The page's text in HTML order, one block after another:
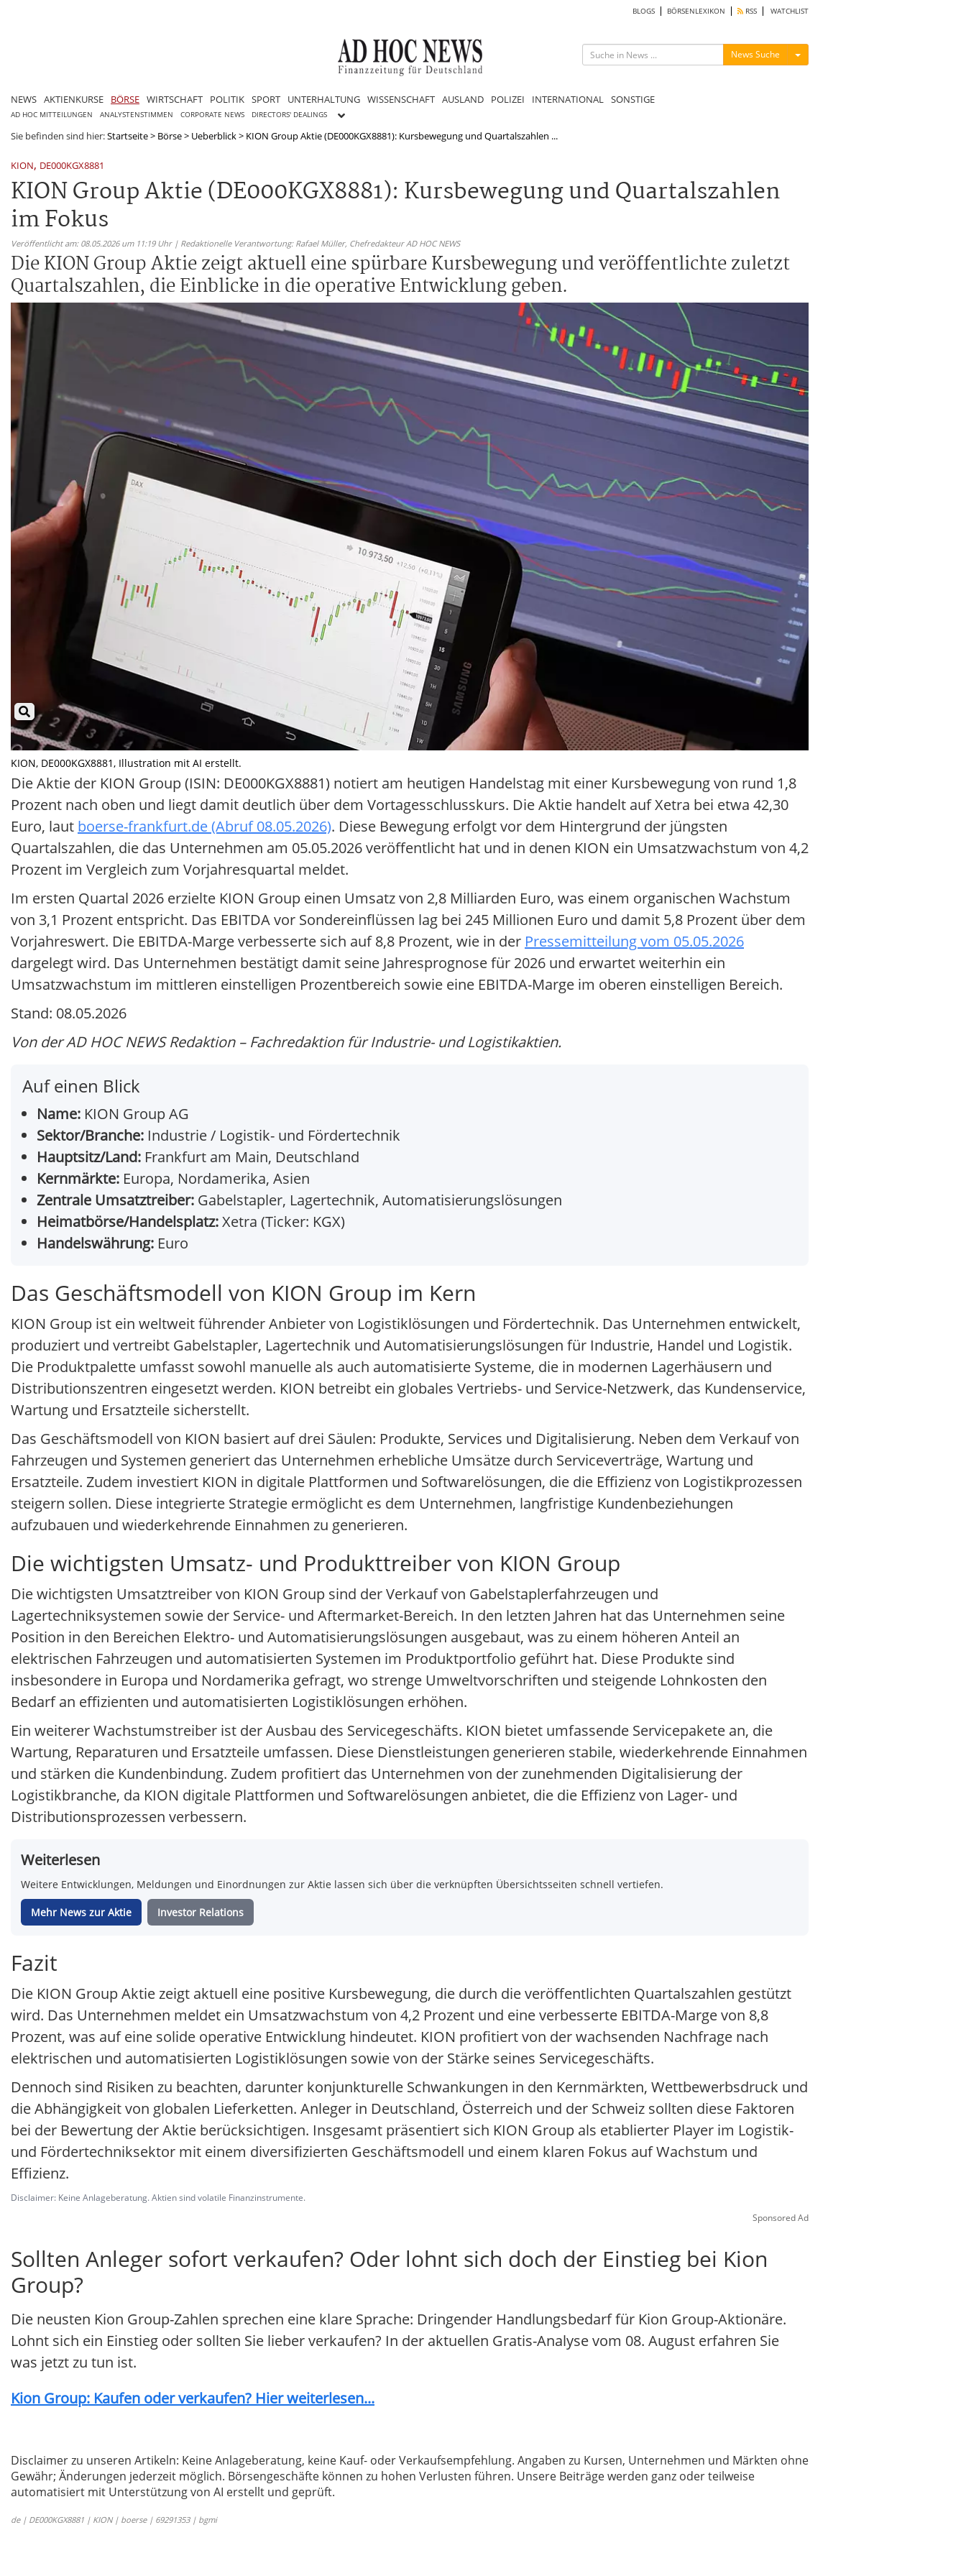
BLOGS BÖRSENLEXIKON RSS WATCHLIST
News Suche Menü ein-/ausblenden
NEWS AKTIENKURSE BÖRSE WIRTSCHAFT POLITIK SPORT UNTERHALTUNG WISSENSCHAFT AUSLAND POLIZEI INTERNATIONAL SONSTIGE
AD HOC MITTEILUNGEN ANALYSTENSTIMMEN CORPORATE NEWS DIRECTORS' DEALINGS
Sie befinden sind hier:Startseite> Börse> Ueberblick> KION Group Aktie (DE000KGX8881): Kursbewegung und Quartalszahlen ...
KION, DE000KGX8881
KION Group Aktie (DE000KGX8881): Kursbewegung und Quartalszahlen
im Fokus
Veröffentlicht am: 08.05.2026 um 11:19 Uhr | Redaktionelle Verantwortung: Rafael Müller, Chefredakteur AD HOC NEWS
Die KION Group Aktie zeigt aktuell eine spürbare Kursbewegung und veröffentlichte zuletzt
Quartalszahlen, die Einblicke in die operative Entwicklung geben.
KION, DE000KGX8881, Illustration mit AI erstellt.
Die Aktie der KION Group (ISIN: DE000KGX8881) notiert am heutigen Handelstag mit einer Kursbewegung von rund 1,8
Prozent nach oben und liegt damit deutlich über dem Vortagesschlusskurs. Die Aktie handelt auf Xetra bei etwa 42,30
Euro, laut boerse-frankfurt.de (Abruf 08.05.2026). Diese Bewegung erfolgt vor dem Hintergrund der jüngsten
Quartalszahlen, die das Unternehmen am 05.05.2026 veröffentlicht hat und in denen KION ein Umsatzwachstum von 4,2
Prozent im Vergleich zum Vorjahresquartal meldet.
Im ersten Quartal 2026 erzielte KION Group einen Umsatz von 2,8 Milliarden Euro, was einem organischen Wachstum
von 3,1 Prozent entspricht. Das EBITDA vor Sondereinflüssen lag bei 245 Millionen Euro und damit 5,8 Prozent über dem
Vorjahreswert. Die EBITDA-Marge verbesserte sich auf 8,8 Prozent, wie in der Pressemitteilung vom 05.05.2026
dargelegt wird. Das Unternehmen bestätigt damit seine Jahresprognose für 2026 und erwartet weiterhin ein
Umsatzwachstum im mittleren einstelligen Prozentbereich sowie eine EBITDA-Marge im oberen einstelligen Bereich.
Stand: 08.05.2026
Von der AD HOC NEWS Redaktion – Fachredaktion für Industrie- und Logistikaktien.
Auf einen Blick
Name: KION Group AG
Sektor/Branche: Industrie / Logistik- und Fördertechnik
Hauptsitz/Land: Frankfurt am Main, Deutschland
Kernmärkte: Europa, Nordamerika, Asien
Zentrale Umsatztreiber: Gabelstapler, Lagertechnik, Automatisierungslösungen
Heimatbörse/Handelsplatz:Xetra (Ticker: KGX)
Handelswährung: Euro
Das Geschäftsmodell von KION Group im Kern
KION Group ist ein weltweit führender Anbieter von Logistiklösungen und Fördertechnik. Das Unternehmen entwickelt,
produziert und vertreibt Gabelstapler, Lagertechnik und Automatisierungslösungen für Industrie, Handel und Logistik.
Die Produktpalette umfasst sowohl manuelle als auch automatisierte Systeme, die in modernen Lagerhäusern und
Distributionszentren eingesetzt werden. KION betreibt ein globales Vertriebs- und Service-Netzwerk, das Kundenservice,
Wartung und Ersatzteile sicherstellt.
Das Geschäftsmodell von KION basiert auf drei Säulen: Produkte, Services und Digitalisierung. Neben dem Verkauf von
Fahrzeugen und Systemen generiert das Unternehmen erhebliche Umsätze durch Serviceverträge, Wartung und
Ersatzteile. Zudem investiert KION in digitale Plattformen und Softwarelösungen, die die Effizienz von Logistikprozessen
steigern sollen. Diese integrierte Strategie ermöglicht es dem Unternehmen, langfristige Kundenbeziehungen
aufzubauen und wiederkehrende Einnahmen zu generieren.
Die wichtigsten Umsatz- und Produkttreiber von KION Group
Die wichtigsten Umsatztreiber von KION Group sind der Verkauf von Gabelstaplerfahrzeugen und
Lagertechniksystemen sowie der Service- und Aftermarket-Bereich. In den letzten Jahren hat das Unternehmen seine
Position in den Bereichen Elektro- und Automatisierungslösungen ausgebaut, was zu einem höheren Anteil an
elektrischen Fahrzeugen und automatisierten Systemen im Produktportfolio geführt hat. Diese Produkte sind
insbesondere in Europa und Nordamerika gefragt, wo strenge Umweltvorschriften und steigende Lohnkosten den
Bedarf an effizienten und automatisierten Logistiklösungen erhöhen.
Ein weiterer Wachstumstreiber ist der Ausbau des Servicegeschäfts. KION bietet umfassende Servicepakete an, die
Wartung, Reparaturen und Ersatzteile umfassen. Diese Dienstleistungen generieren stabile, wiederkehrende Einnahmen
und stärken die Kundenbindung. Zudem profitiert das Unternehmen von der zunehmenden Digitalisierung der
Logistikbranche, da KION digitale Plattformen und Softwarelösungen anbietet, die die Effizienz von Lager- und
Distributionsprozessen verbessern.
Weiterlesen
Weitere Entwicklungen, Meldungen und Einordnungen zur Aktie lassen sich über die verknüpften Übersichtsseiten schnell vertiefen.
Mehr News zur Aktie Investor Relations
Fazit
Die KION Group Aktie zeigt aktuell eine positive Kursbewegung, die durch die veröffentlichten Quartalszahlen gestützt
wird. Das Unternehmen meldet ein Umsatzwachstum von 4,2 Prozent und eine verbesserte EBITDA-Marge von 8,8
Prozent, was auf eine solide operative Entwicklung hindeutet. KION profitiert von der wachsenden Nachfrage nach
elektrischen und automatisierten Logistiklösungen sowie von der Stärke seines Servicegeschäfts.
Dennoch sind Risiken zu beachten, darunter konjunkturelle Schwankungen in den Kernmärkten, Wettbewerbsdruck und
die Abhängigkeit von globalen Lieferketten. Anleger in Deutschland, Österreich und der Schweiz sollten diese Faktoren
bei der Bewertung der Aktie berücksichtigen. Insgesamt präsentiert sich KION Group als etablierter Player im Logistik-
und Fördertechniksektor mit einem diversifizierten Geschäftsmodell und einem klaren Fokus auf Wachstum und
Effizienz.
Disclaimer: Keine Anlageberatung. Aktien sind volatile Finanzinstrumente.
Sponsored Ad
Sollten Anleger sofort verkaufen? Oder lohnt sich doch der Einstieg bei Kion
Group?
Die neusten Kion Group-Zahlen sprechen eine klare Sprache: Dringender Handlungsbedarf für Kion Group-Aktionäre.
Lohnt sich ein Einstieg oder sollten Sie lieber verkaufen? In der aktuellen Gratis-Analyse vom 08. August erfahren Sie
was jetzt zu tun ist.
Kion Group: Kaufen oder verkaufen? Hier weiterlesen...
Disclaimer zu unseren Artikeln: Keine Anlageberatung, keine Kauf- oder Verkaufsempfehlung. Angaben zu Kursen, Unternehmen und Märkten ohne
Gewähr; Änderungen jederzeit möglich. Börsengeschäfte können zu hohen Verlusten führen. Unsere Beiträge werden ganz oder teilweise
automatisiert mit Unterstützung von AI erstellt und geprüft.
de | DE000KGX8881 | KION | boerse | 69291353 | bgmi